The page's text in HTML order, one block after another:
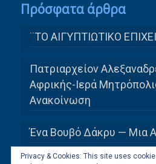
Πρόσφατα άρθρα
¨ΤΟ ΑΙΓΥΠΤΙΩΤΙΚΟ
Πατριαρχείον
Αφρικής-Ιερά
Ανακοίνωση
Ένα Βουβό Δάκρυ — Μια
Privacy & Cookies: This site uses